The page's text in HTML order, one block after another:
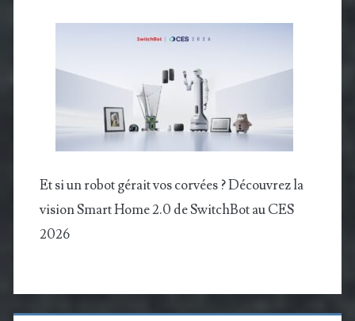
Et si un robot gérait vos corvées ? Découvrez la
vision Smart Home 2.0 de SwitchBot au CES
2026